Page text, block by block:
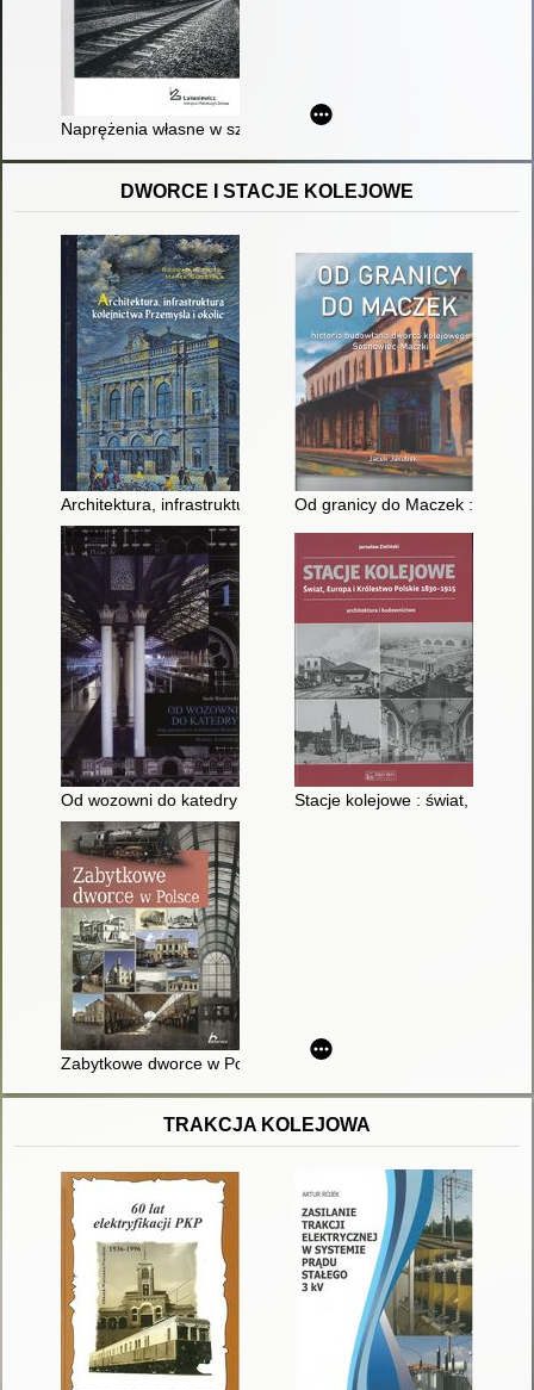
Naprężenia własne w szynach kolejowych
DWORCE I STACJE KOLEJOWE
Architektura, infrastruktura kolejnictwa Przemyśla i okolic
Od granicy do Maczek :
Od wozowni do katedry : hala peronowa w architekturze
Stacje kolejowe : świat,
Zabytkowe dworce w Polsce
TRAKCJA KOLEJOWA